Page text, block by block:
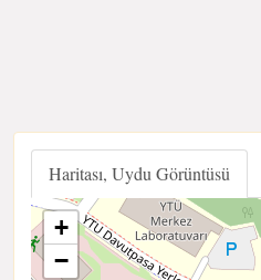
Haritası, Uydu Görüntüsü
+
−